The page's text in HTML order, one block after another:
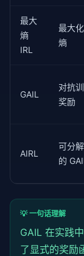
"""GAIL
# 1.
for
            )
最大
熵
IRL
最大
熵
GAIL
对抗
奖励
AIRL
可分
的
💡 一句话理解
GAIL 在实践
了显式的奖励